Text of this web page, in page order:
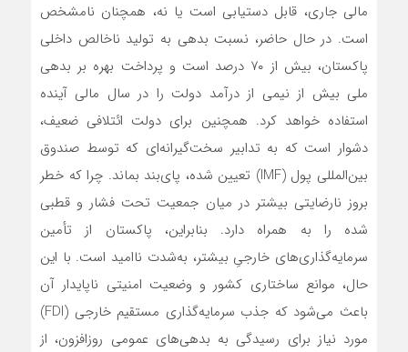
مالی جاری، قابل دستیابی است یا نه، همچنان نامشخص
است. در حال حاضر، نسبت بدهی به تولید ناخالص داخلی
پاکستان، بیش از ۷۰ درصد است و پرداخت‌ بهره بر بدهی
ملی بیش از نیمی از درآمد دولت را در سال مالی آینده
استفاده خواهد کرد. همچنین برای دولت ائتلافی ضعیف،
دشوار است که به تدابیر سخت‌گیرانه‌ای که توسط صندوق
بین‌المللی پول (IMF) تعیین شده، پای‌بند بماند. چرا که خطر
بروز نارضایتی بیشتر در میان جمعیت تحت فشار‌ و قطبی
شده را به همراه دارد. بنابراین، پاکستان از تأمین
سرمایه‌گذاری‌های خارجیِ بیشتر، به‌شدت ناامید است. با این
حال، موانع ساختاری کشور و وضعیت امنیتی ناپایدار آن
باعث می‌شود که جذب سرمایه‌گذاری مستقیم خارجی (FDI)
مورد نیاز برای رسیدگی به بدهی‌های عمومی روزافزون، از